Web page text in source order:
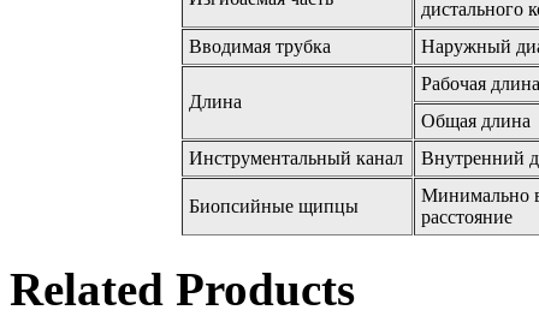
дистального
Вводимая трубка
Наружный
Длина
Рабочая длина
Общая длина
Инструментальный канал
Внутренний
Биопсийные щипцы
Минимально
расстояние
Related Products